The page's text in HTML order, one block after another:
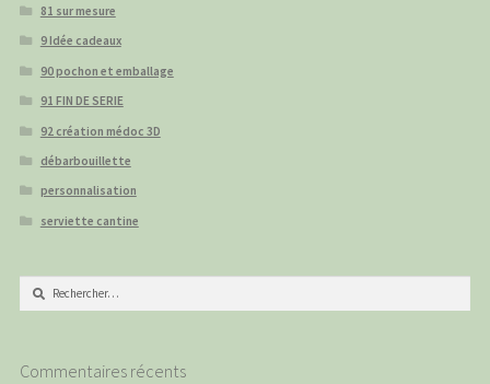
81 sur mesure
9 Idée cadeaux
90 pochon et emballage
91 FIN DE SERIE
92 création médoc 3D
débarbouillette
personnalisation
serviette cantine
Rechercher :
Commentaires récents